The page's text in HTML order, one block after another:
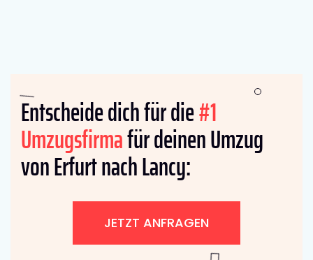
Entscheide dich für die#1
Umzugsfirmafür deinen Umzug
von Erfurt nach Lancy:
JETZT ANFRAGEN